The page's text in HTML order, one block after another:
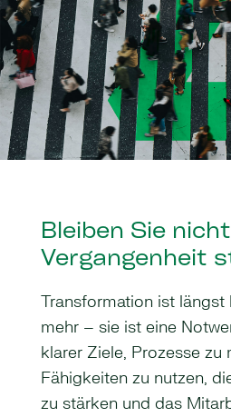
Bleiben Sie
Vergangenheit
Transformation ist längst
mehr – sie ist eine
klarer Ziele, Prozesse zu
Fähigkeiten zu nutzen,
zu stärken und das